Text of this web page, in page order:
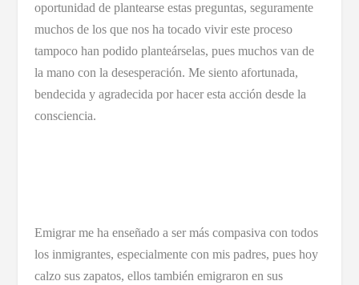
oportunidad de plantearse estas preguntas, seguramente
muchos de los que nos ha tocado vivir este proceso
tampoco han podido planteárselas, pues muchos van de
la mano con la desesperación. Me siento afortunada,
bendecida y agradecida por hacer esta acción desde la
consciencia.
Emigrar me ha enseñado a ser más compasiva con todos
los inmigrantes, especialmente con mis padres, pues hoy
calzo sus zapatos, ellos también emigraron en sus